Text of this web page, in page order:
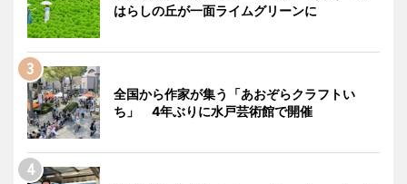
はらしの丘が一面ライムグリーンに
全国から作家が集う「あおぞらクラフトい
ち」 4年ぶりに水戸芸術館で開催